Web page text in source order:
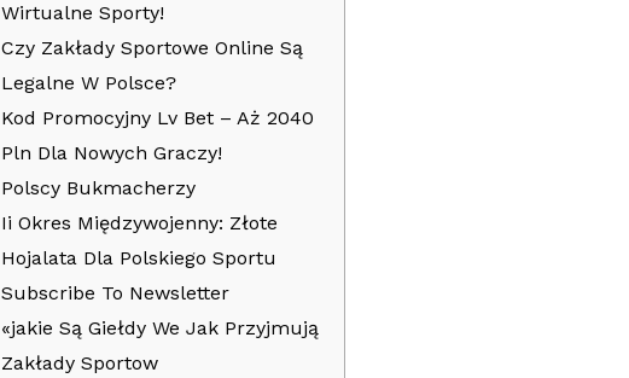
Wirtualne Sporty!
Czy Zakłady Sportowe Online Są
Legalne W Polsce?
Kod Promocyjny Lv Bet – Aż 2040
Pln Dla Nowych Graczy!
Polscy Bukmacherzy
Ii Okres Międzywojenny: Złote
Hojalata Dla Polskiego Sportu
Subscribe To Newsletter
«jakie Są Giełdy We Jak Przyjmują
Zakłady Sportow